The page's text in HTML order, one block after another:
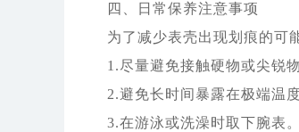
四、日常保养注意事项
为了减少表壳出现划痕的可能
1.尽量避免接触硬物或尖锐物
2.避免长时间暴露在极端温度
3.在游泳或洗澡时取下腕表。